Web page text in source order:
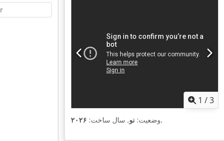
1 /3
وضعیت: نو, سال ساخت: ۲۰۲۶ ,